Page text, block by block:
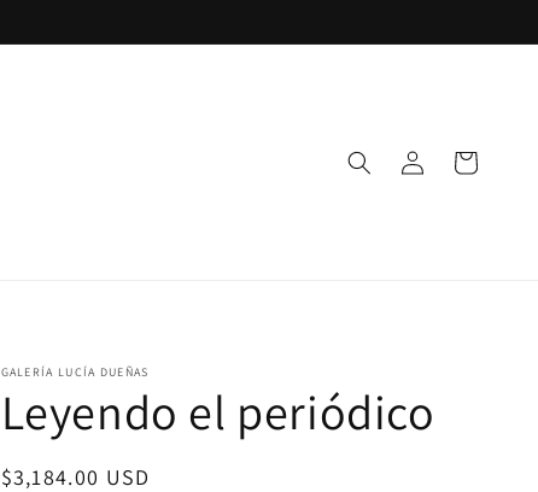
sesión
Carrito
GALERÍA LUCÍA DUEÑAS
Leyendo el periódico
Precio
$3,184.00 USD